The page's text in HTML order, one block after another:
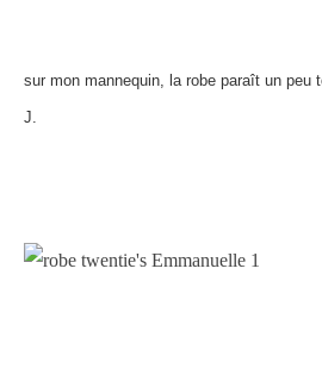
sur mon mannequin, la robe paraît un peu
J.